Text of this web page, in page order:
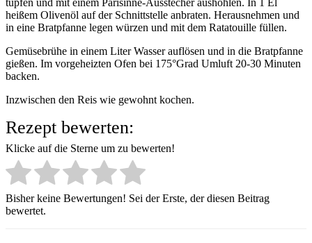
heißem Olivenöl auf der Schnittstelle anbraten. Herausnehmen und
in eine Bratpfanne legen würzen und mit dem Ratatouille füllen.
Gemüsebrühe in einem Liter Wasser auflösen und in die Bratpfanne
gießen. Im vorgeheizten Ofen bei 175°Grad Umluft 20-30 Minuten
backen.
Inzwischen den Reis wie gewohnt kochen.
Rezept bewerten:
Klicke auf die Sterne um zu bewerten!
Bisher keine Bewertungen! Sei der Erste, der diesen Beitrag
bewertet.